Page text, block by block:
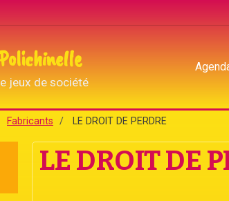
jeux de société
Fabricants LE DROIT DE PERDRE
LE DROIT DE